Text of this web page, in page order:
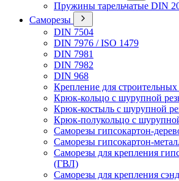
Пружины тарельчатые DIN
Саморезы
DIN 7504
DIN 7976 / ISO 1479
DIN 7981
DIN 7982
DIN 968
Крепление для строительных
Крюк-кольцо с шурупной
Крюк-костыль с шурупной
Крюк-полукольцо с
Саморезы гипсокартон-
Саморезы гипсокартон-
Саморезы для крепления
(ГВЛ)
Саморезы для крепления